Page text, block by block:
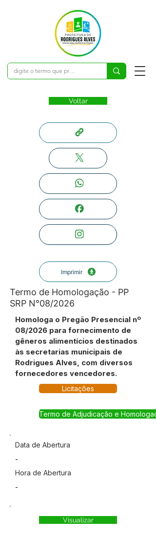
Voltar
Imprimir
Termo de Homologação - PP
SRP N°08/2026
Homologa o Pregão Presencial nº
08/2026 para fornecimento de
gêneros alimentícios destinados
às secretarias municipais de
Rodrigues Alves, com diversos
fornecedores vencedores.
Licitações
Termo de Adjudicação e
Data de Abertura
-
Hora de Abertura
-
Visualizar